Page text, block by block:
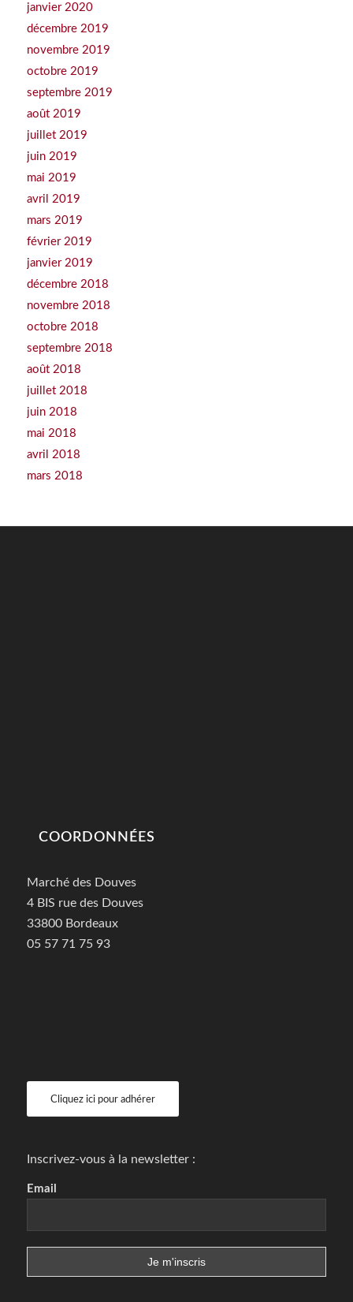
janvier 2020
décembre 2019
novembre 2019
octobre 2019
septembre 2019
août 2019
juillet 2019
juin 2019
mai 2019
avril 2019
mars 2019
février 2019
janvier 2019
décembre 2018
novembre 2018
octobre 2018
septembre 2018
août 2018
juillet 2018
juin 2018
mai 2018
avril 2018
mars 2018
COORDONNÉES
Marché des Douves
4 BIS rue des Douves
33800 Bordeaux
05 57 71 75 93
Cliquez ici pour adhérer
Inscrivez-vous à la newsletter :
Email